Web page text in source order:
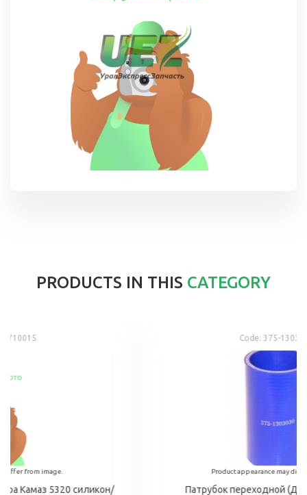
PRODUCTS IN THIS CATEGORY
Product appearance may differ from image.
Патрубок переходной (Д 50*100) силикон